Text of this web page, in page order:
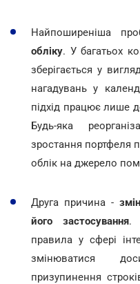
Найпоширеніша
обліку. У багатьох
зберігається у
нагадувань у
підхід працює лише
Будь-яка
зростання портфеля
облік на джерело
Друга причина -
його застосування.
правила у сфері
змінюватися
призупинення